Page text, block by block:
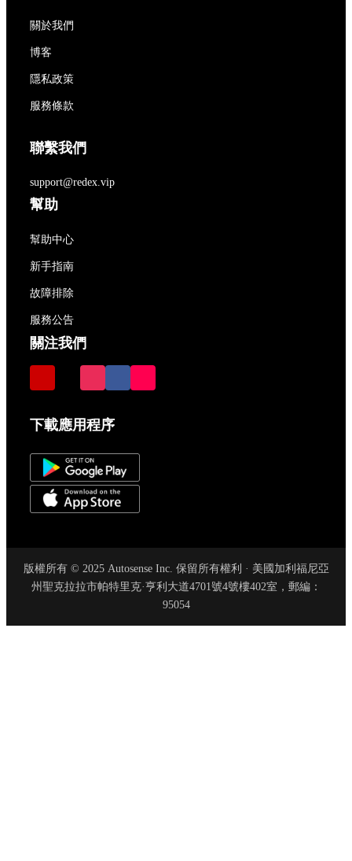
關於我們
博客
隱私政策
服務條款
聯繫我們
support@redex.vip
幫助
幫助中心
新手指南
故障排除
服務公告
關注我們
下載應用程序
版權所有 © 2025 Autosense Inc. 保留所有權利 · 美國加利福尼亞
州聖克拉拉市帕特里克·亨利大道4701號4號樓402室，郵編：
95054